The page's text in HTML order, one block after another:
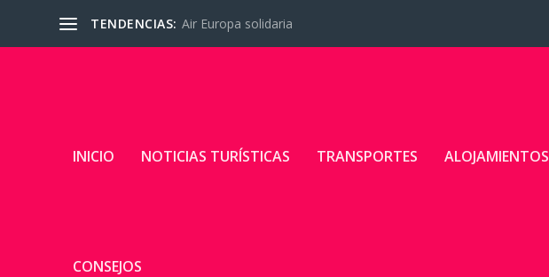
TENDENCIAS: Air Europa solidaria
INICIO NOTICIAS TURÍSTICAS TRANSPORTES ALOJAMIENTOS
CONSEJOS